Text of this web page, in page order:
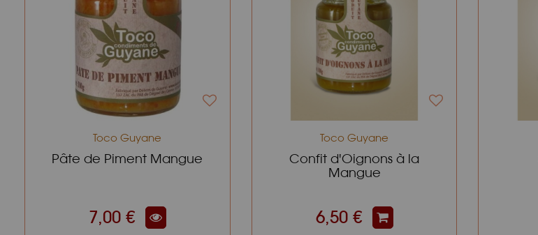
Toco Guyane
Pâte de Piment Mangue
7,00 €
Toco Guyane
Confit d'Oignons à la
Mangue
6,50 €